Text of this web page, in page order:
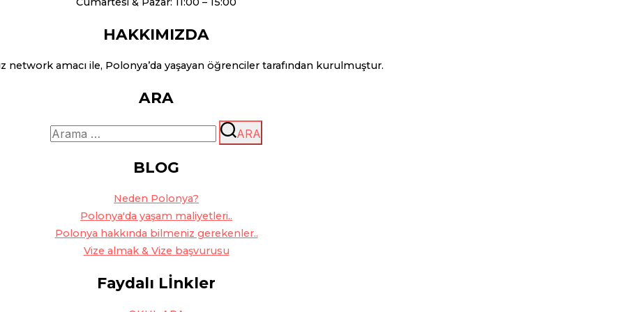
HAKKIMIZDA
amacı ile, Polonya’da yaşayan öğrenciler tarafından kurulmuştur.
ARA
Arama: ARA
BLOG
Neden Polonya?
Polonya'da yaşam maliyetleri..
Polonya hakkında bilmeniz gerekenler..
Vize almak & Vize başvurusu
Faydalı Lİnkler